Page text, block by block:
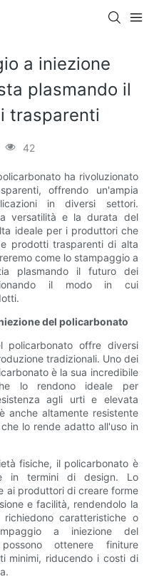
a iniezione
plasmando il
trasparenti
42
ha rivoluzionato
offrendo un'ampia
in diversi settori.
versatilità e la durata del
ideale per i produttori che
prodotti trasparenti di alta
come lo stampaggio a
plasmando il futuro dei
il modo in cui
del policarbonato
policarbonato offre diversi
tradizionali. Uno dei
è la sua incredibile
lo rendono ideale per
agli urti e elevata
anche altamente resistente
lo rende adatto all'uso in
fisiche, il policarbonato è
in termini di design. Lo
ai produttori di creare forme
e facilità, rendendolo la
caratteristiche o
a iniezione del
ottenere finiture
minimi, riducendo i costi di